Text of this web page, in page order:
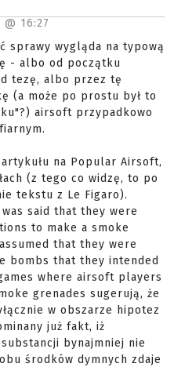
@ 16:27
sprawy wygląda na typową
- albo od początku
tezę, albo przez tę
(a może po prostu był to
airsoft przypadkowo
na Popular Airsoft,
(z tego co widzę, to po
tekstu z Le Figaro).
said that they were
to make a smoke
that they were
bombs that they intended
where airsoft players
grenades sugerują, że
w obszarze hipotez
już fakt, iż
bynajmniej nie
środków dymnych zdaje